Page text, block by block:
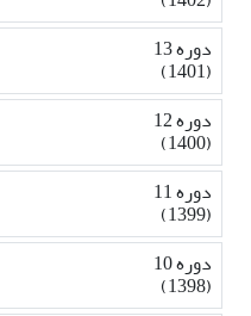
دوره 13
(1401)
دوره 12
(1400)
دوره 11
(1399)
دوره 10
(1398)